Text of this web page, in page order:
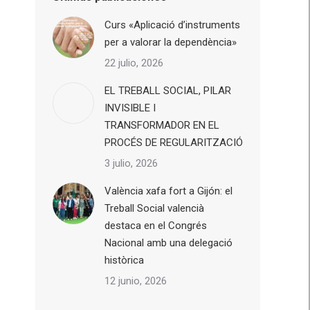
Curs «Aplicació d’instruments
per a valorar la dependència»
22 julio, 2026
EL TREBALL SOCIAL, PILAR
INVISIBLE I
TRANSFORMADOR EN EL
PROCÉS DE REGULARITZACIÓ
3 julio, 2026
València xafa fort a Gijón: el
Treball Social valencià
destaca en el Congrés
Nacional amb una delegació
històrica
12 junio, 2026